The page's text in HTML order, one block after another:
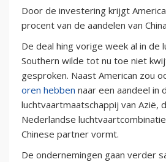
Door de investering krijgt
procent van de aandelen van
De deal hing vorige week al in de
Southern wilde tot nu toe niet
gesproken. Naast American zou
oren hebben naar een aandeel in
luchtvaartmaatschappij van Azië,
Nederlandse
Chinese partner vormt.
De ondernemingen gaan verder